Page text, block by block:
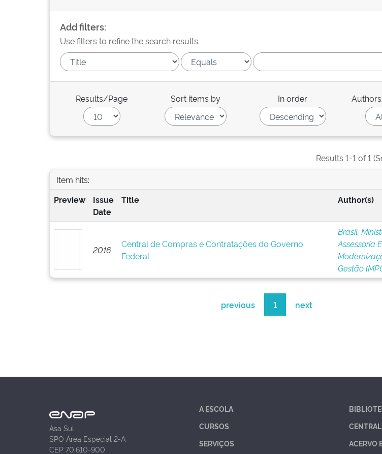
Add filters:
Use filters to refine the search results.
Results/Page Sort items by In order
Results 1-1 of 1
Item hits:
Preview
Issue
Date
Title Author(s)
2016
Central de Compras e Contratações do Governo
Federal
Brasil.
Assessoria
Gestão
previous 1 next
Asa Sul
SPO Área Especial 2-A
CEP 70.610-900
A ESCOLA
CURSOS
SERVIÇOS
ACERVO